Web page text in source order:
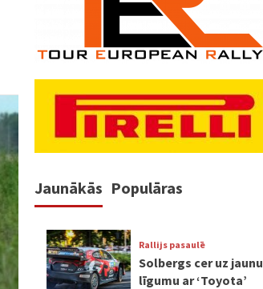
Jaunākās Populāras
Rallijs pasaulē
Solbergs cer uz jaunu
līgumu ar ‘Toyota’